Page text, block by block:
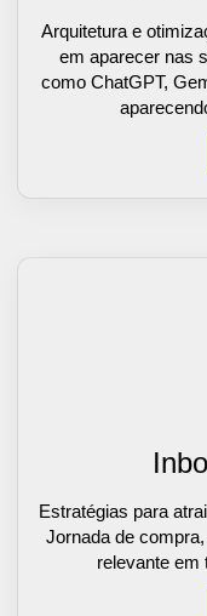
Arquitetura e
em aparecer nas
como ChatGPT,
Estratégias para
Jornada de
relevante em